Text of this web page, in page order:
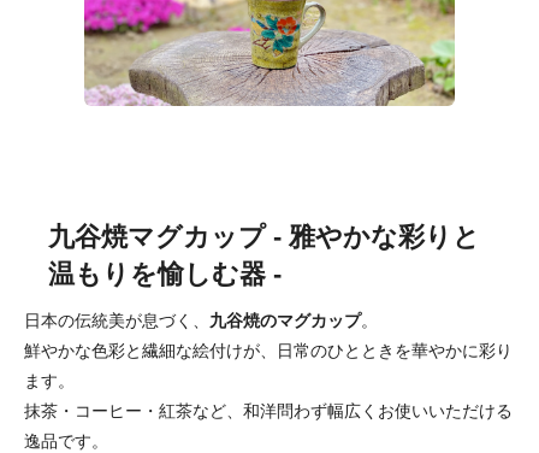
九谷焼マグカップ - 雅やかな彩りと
温もりを愉しむ器 -
日本の伝統美が息づく、 九谷焼のマグカップ。
鮮やかな色彩と繊細な絵付けが、日常のひとときを華やかに彩り
ます。
抹茶・コーヒー・紅茶など、和洋問わず幅広くお使いいただける
逸品です。